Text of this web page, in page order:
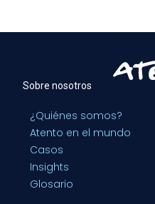
Sobre nosotros
¿Quiénes somos?
Atento en el mundo
Casos
Insights
Glosario